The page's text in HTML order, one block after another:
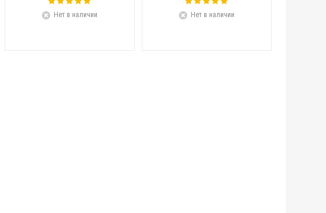
Нет в наличии Нет в наличии